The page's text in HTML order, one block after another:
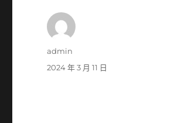
作
admin
發
2024 年 3 月 11 日